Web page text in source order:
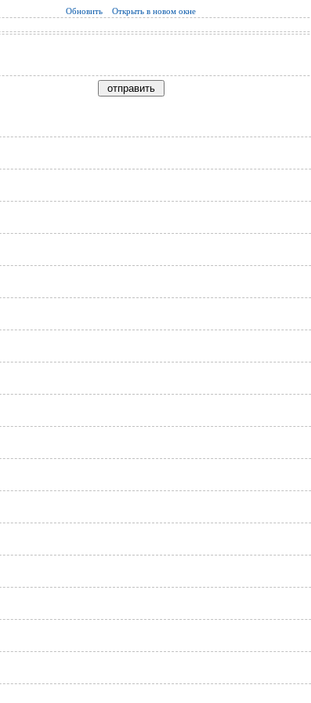
Обновить Открыть в новом окне